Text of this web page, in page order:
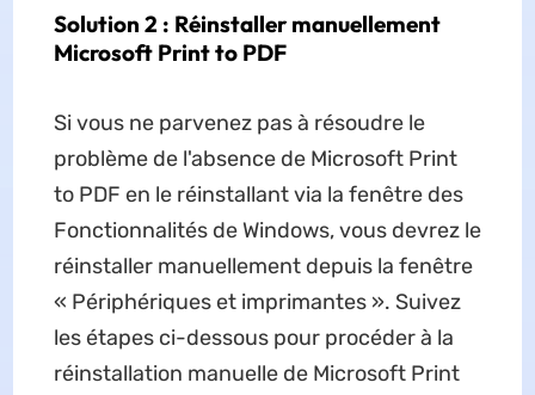
Solution 2 : Réinstaller manuellement
Microsoft Print to PDF
Si vous ne parvenez pas à résoudre le
problème de l'absence de Microsoft Print
to PDF en le réinstallant via la fenêtre des
Fonctionnalités de Windows, vous devrez le
réinstaller manuellement depuis la fenêtre
« Périphériques et imprimantes ». Suivez
les étapes ci-dessous pour procéder à la
réinstallation manuelle de Microsoft Print